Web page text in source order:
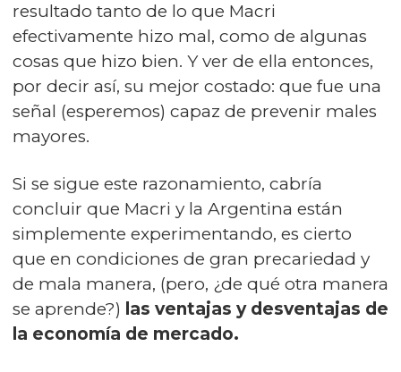
resultado tanto de lo que Macri
efectivamente hizo mal, como de algunas
cosas que hizo bien. Y ver de ella entonces,
por decir así, su mejor costado: que fue una
señal (esperemos) capaz de prevenir males
mayores.
Si se sigue este razonamiento, cabría
concluir que Macri y la Argentina están
simplemente experimentando, es cierto
que en condiciones de gran precariedad y
de mala manera, (pero, ¿de qué otra manera
se aprende?) las ventajas y desventajas de
la economía de mercado.